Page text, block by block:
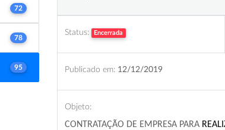
72
78
95
Status: Encerrada
Publicado em: 12/12/2019
Objeto:
CONTRATAÇÃO DE EMPRESA PARA